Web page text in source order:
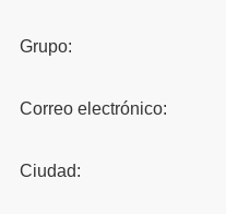
Grupo:
Correo electrónico:
Ciudad: